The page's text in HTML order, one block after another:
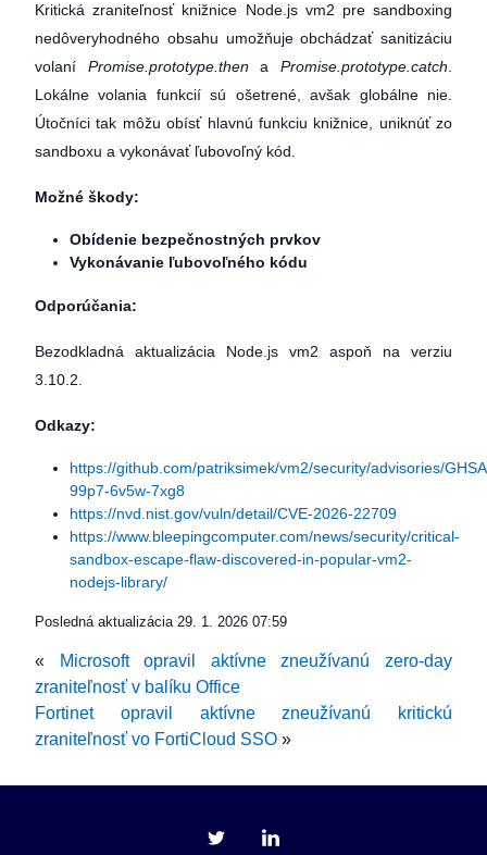
Kritická zraniteľnosť knižnice Node.js vm2 pre sandboxing
nedôveryhodného obsahu umožňuje obchádzať sanitizáciu
volaní Promise.prototype.thenaPromise.prototype.catch
Lokálne volania funkcií sú ošetrené, avšak globálne nie.
Útočníci tak môžu obísť hlavnú funkciu knižnice, uniknúť zo
sandboxu a vykonávať ľubovoľný kód.
Možné škody:
Obídenie bezpečnostných prvkov
Vykonávanie ľubovoľného kódu
Odporúčania:
Bezodkladná aktualizácia Node.js vm2 aspoň na verziu
3.10.2.
Odkazy:
https://github.com/patriksimek/vm2/security/advisories/
99p7-6v5w-7xg8
https://nvd.nist.gov/vuln/detail/CVE-2026-22709
https://www.bleepingcomputer.com/news/security/critical-
sandbox-escape-flaw-discovered-in-popular-vm2-
nodejs-library/
Posledná aktualizácia 29. 1. 2026 07:59
«
Microsoft opravil aktívne zneužívanú zero-day
zraniteľnosť v balíku Office
Fortinet opravil aktívne zneužívanú kritickú
zraniteľnosť vo FortiCloud SSO »